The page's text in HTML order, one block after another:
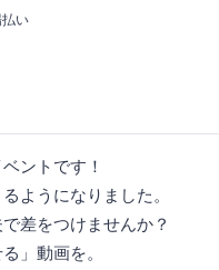
い
ントです！
ようになりました。
差をつけませんか？
」動画を。